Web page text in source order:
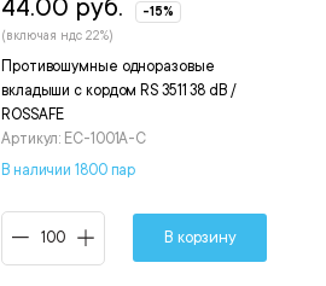
Противошумные одноразовые
вкладыши с кордом RS 3511 38 dB /
ROSSAFE
Артикул: EC-1001A-C
44.00 руб.
-15%
(включая ндс 22%)
В наличии 1800 пар
В корзину